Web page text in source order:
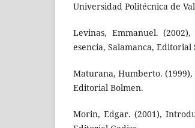
Universidad Politécnica de
Levinas, Emmanuel.
esencia, Salamanca, Editorial
Maturana, Humberto.
Editorial Bolmen.
Morin, Edgar. (2001),